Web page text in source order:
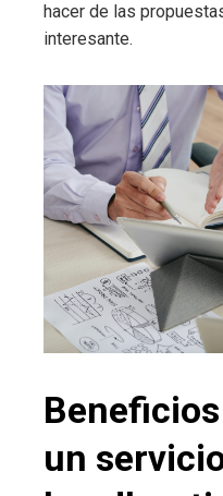
hacer de las
interesante.
un